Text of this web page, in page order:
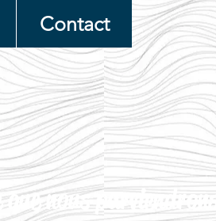
Contact
nous parviendrons